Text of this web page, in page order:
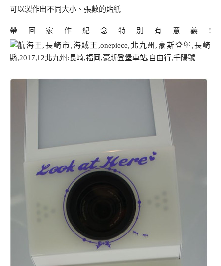
可以製作出不同大小、張數的貼紙
帶回家作紀念特別有意義!